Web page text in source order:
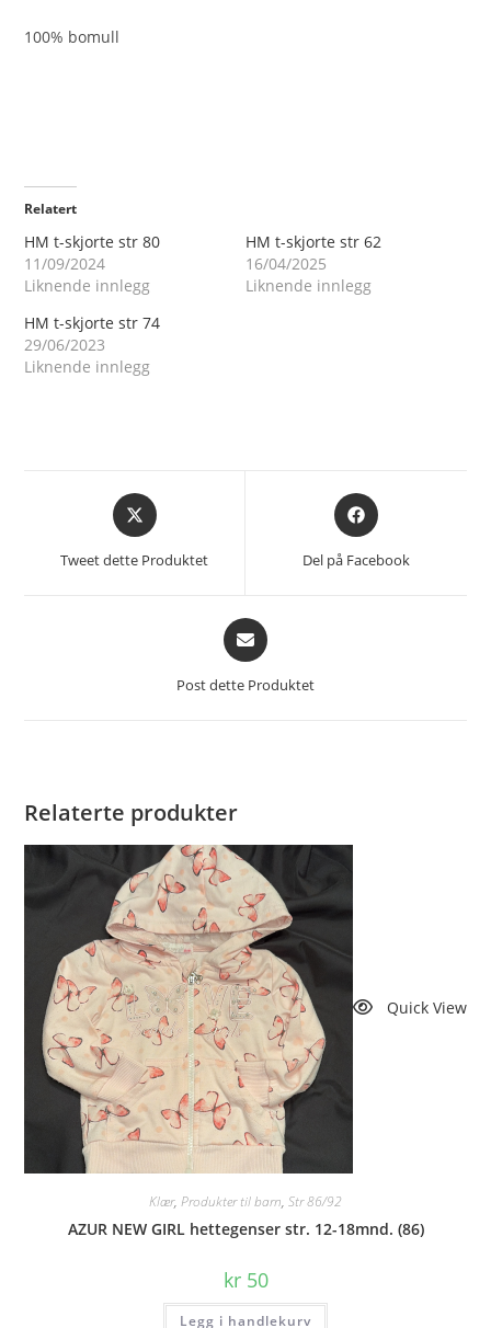
100% bomull
Relatert
HM t-skjorte str 80
11/09/2024
Liknende innlegg
HM t-skjorte str 62
16/04/2025
Liknende innlegg
HM t-skjorte str 74
29/06/2023
Liknende innlegg
Åpnes
i
nytt
Tweet dette Produktet
Åpnes
i
et
nytt
Del på Facebook
Åpnes
i
nytt
Post dette Produktet
Relaterte produkter
Quick View
Klær, Produkter til barn, Str 86/92
AZUR NEW GIRL hettegenser str. 12-18mnd. (86)
kr50
Legg i handlekurv